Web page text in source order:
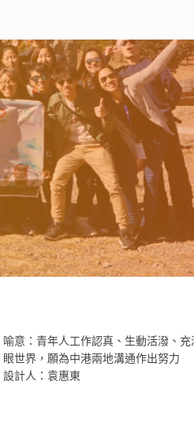
喻意：青年人工作認真、生動活潑、
眼世界，願為中港兩地溝通作出努力
設計人：袁惠東